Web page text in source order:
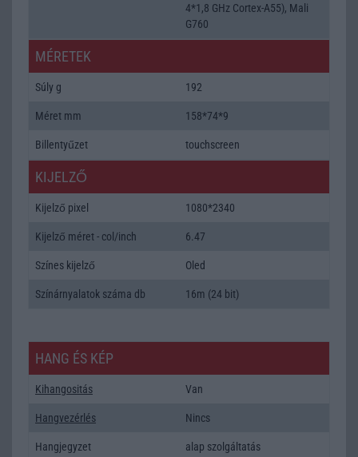
4*1,8 GHz Cortex-A55), Mali
G760
MÉRETEK
Súly g 192
Méret mm 158*74*9
Billentyűzet touchscreen
KIJELZŐ
Kijelző pixel 1080*2340
Kijelző méret - col/inch 6.47
Színes kijelző Oled
Színárnyalatok száma db 16m (24 bit)
HANG ÉS KÉP
Kihangositás Van
Hangvezérlés Nincs
Hangjegyzet alap szolgáltatás